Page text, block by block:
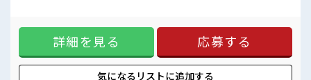
はほとんどナシ！ ≪週休2日制≫ 週末は家族や友人と一緒に
プライベート満喫！ ≪モチベーションもUP≫ 派手過ぎなけれ
ば髪型や髪色自由♪ (規定有)制服があると毎日の服選びに悩
まずOK♪ ≪未経験でも活躍できる≫ 新しいことにチャレン
ジするのは不安だけど、 しっかり働く環境が整っています！
詳細を見る 応募する
気になるリストに追加する